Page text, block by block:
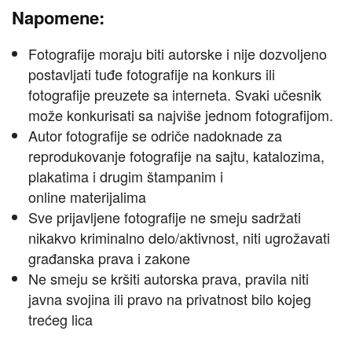
Napomene:
Fotografije moraju biti autorske i nije dozvoljeno
postavljati tuđe fotografije na konkurs ili
fotografije preuzete sa interneta. Svaki učesnik
može konkurisati sa najviše jednom fotografijom.
Autor fotografije se odriče nadoknade za
reprodukovanje fotografije na sajtu, katalozima,
plakatima i drugim štampanim i
online materijalima
Sve prijavljene fotografije ne smeju sadržati
nikakvo kriminalno delo/aktivnost, niti ugrožavati
građanska prava i zakone
Ne smeju se kršiti autorska prava, pravila niti
javna svojina ili pravo na privatnost bilo kojeg
trećeg lica